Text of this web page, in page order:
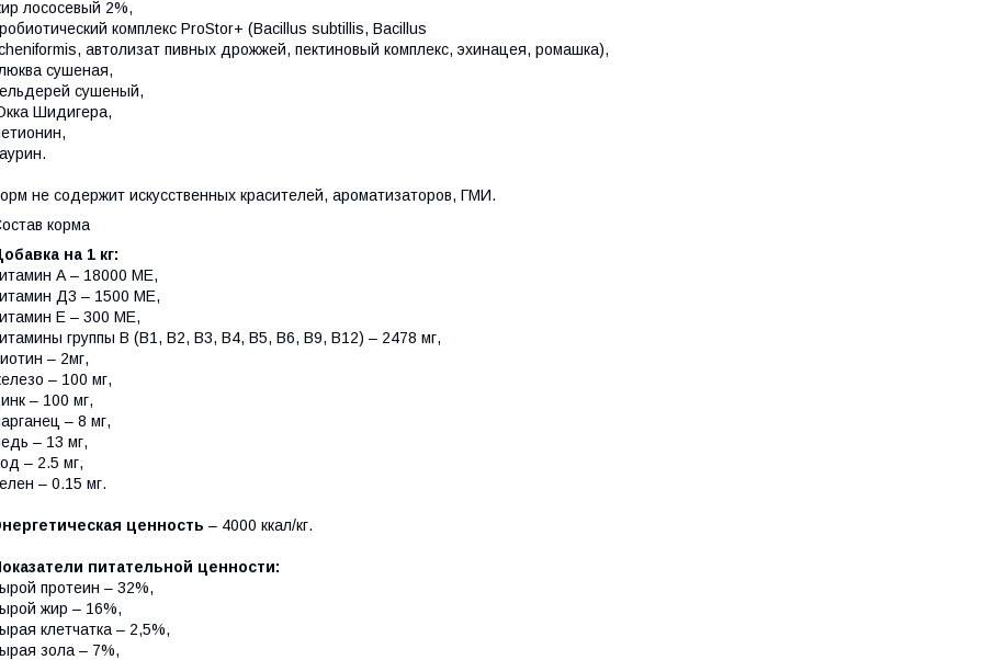
лососевый 2%,
комплекс ProStor+ (Bacillus subtillis, Bacillus
автолизат пивных дрожжей, пектиновый комплекс, эхинацея, ромашка),
сушеная,
сушеный,
Шидигера,
не содержит искусственных красителей, ароматизаторов, ГМИ.
корма
на 1 кг:
А – 18000 МЕ,
Д3 – 1500 МЕ,
Е – 300 МЕ,
группы В (В1, В2, В3, В4, В5, В6, В9, В12) – 2478 мг,
– 2мг,
– 100 мг,
– 100 мг,
– 8 мг,
– 13 мг,
– 2.5 мг,
– 0.15 мг.
ценность – 4000 ккал/кг.
питательной ценности:
протеин – 32%,
жир – 16%,
клетчатка – 2,5%,
зола – 7%,